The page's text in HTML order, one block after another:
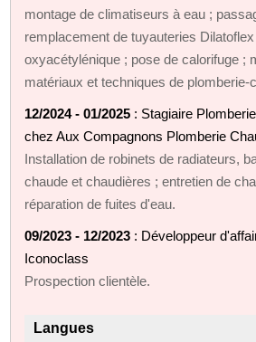
montage de climatiseurs à eau ;
remplacement de tuyauteries
oxyacétylénique ; pose de calorifuge ;
matériaux et techniques de
12/2024 - 01/2025 : Stagiaire
chez Aux Compagnons Plomberie
Installation de robinets de radiateurs,
chaude et chaudières ; entretien de
réparation de fuites d'eau.
09/2023 - 12/2023 : Développeur
Iconoclass
Prospection clientèle.
Langues